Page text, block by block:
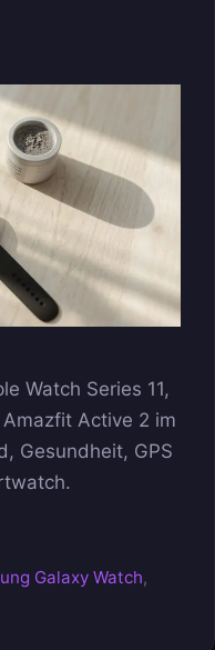
Watch Series 11,
Active 2 im
Gesundheit, GPS
Galaxy Watch,